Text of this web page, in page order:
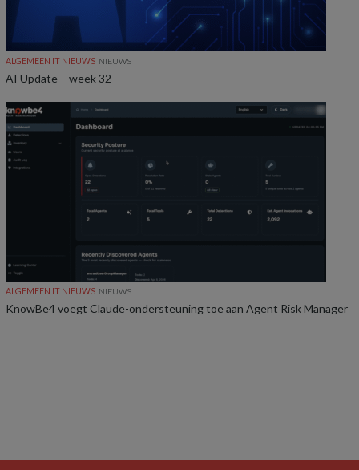
ALGEMEEN IT NIEUWS NIEUWS
AI Update – week 32
ALGEMEEN IT NIEUWS NIEUWS
KnowBe4 voegt Claude-ondersteuning toe aan Agent Risk Manager